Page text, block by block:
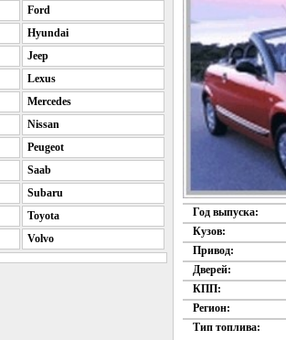
Год выпуска:
Кузов:
Привод:
Дверей:
КПП:
Регион:
Тип топлива:
Ford
Hyundai
Jeep
Lexus
Mercedes
Nissan
Peugeot
Saab
Subaru
Toyota
Volvo